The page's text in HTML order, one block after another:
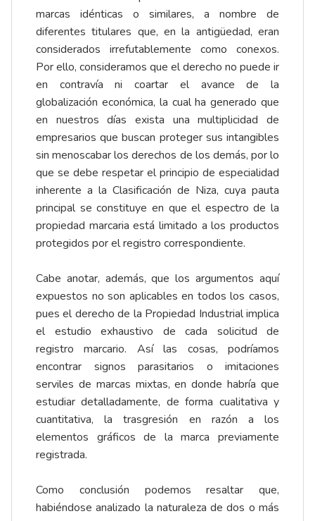
marcas idénticas o similares, a nombre de
diferentes titulares que, en la antigüedad, eran
considerados irrefutablemente como conexos.
Por ello, consideramos que el derecho no puede ir
en contravía ni coartar el avance de la
globalización económica, la cual ha generado que
en nuestros días exista una multiplicidad de
empresarios que buscan proteger sus intangibles
sin menoscabar los derechos de los demás, por lo
que se debe respetar el principio de especialidad
inherente a la Clasificación de Niza, cuya pauta
principal se constituye en que el espectro de la
propiedad marcaria está limitado a los productos
protegidos por el registro correspondiente.
Cabe anotar, además, que los argumentos aquí
expuestos no son aplicables en todos los casos,
pues el derecho de la Propiedad Industrial implica
el estudio exhaustivo de cada solicitud de
registro marcario. Así las cosas, podríamos
encontrar signos parasitarios o imitaciones
serviles de marcas mixtas, en donde habría que
estudiar detalladamente, de forma cualitativa y
cuantitativa, la trasgresión en razón a los
elementos gráficos de la marca previamente
registrada.
Como conclusión podemos resaltar que,
habiéndose analizado la naturaleza de dos o más